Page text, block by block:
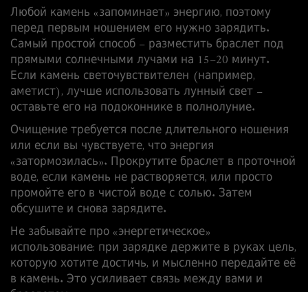
Любой камень «запоминает» энергию, поэтому
перед первым ношением его нужно зарядить.
Самый простой способ – разместить браслет под
прямыми солнечными лучами на 15–20 минут.
Если камень светочувствителен (например,
аметист), лучше использовать лунный свет –
оставьте его на подоконнике в полнолуние.
Очищение требуется после длительного ношения
или если вы чувствуете, что энергия
«затормозилась». Прокрутите браслет в проточной
воде, если камень не растворяется, или просто
промойте его в чистой воде с солью. Затем
обсушите и снова зарядите.
Не забывайте про «энергетическое»
использование: при зарядке держите в руках цель,
которую хотите достичь, и мысленно передайте её
в камень. Это усиливает связь между вами и